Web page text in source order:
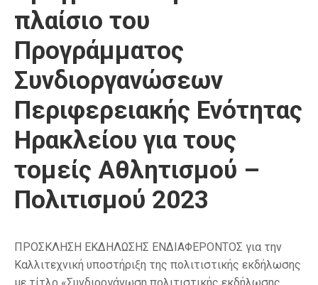
πλαίσιο του
Προγράμματος
Συνδιοργανώσεων
Περιφερειακής Ενότητας
Ηρακλείου για τους
τομείς Αθλητισμού –
Πολιτισμού 2023
ΠΡΟΣΚΛΗΣΗ ΕΚΔΗΛΩΣΗΣ ΕΝΔΙΑΦΕΡΟΝΤΟΣ για την
Καλλιτεχνική υποστήριξη της πολιτιστικής εκδήλωσης